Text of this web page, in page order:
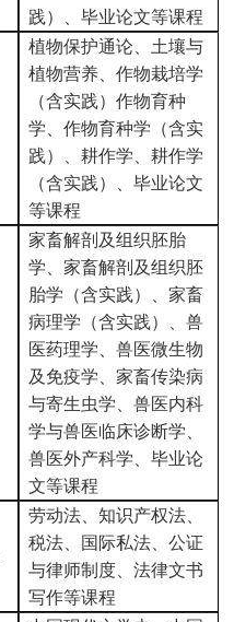
践）、毕业论文等课程
植物保护通论、土壤与
植物营养、作物栽培学
（含实践）作物育种
学、作物育种学（含实
践）、耕作学、耕作学
（含实践）、毕业论文
等课程
家畜解剖及组织胚胎
学、家畜解剖及组织胚
胎学（含实践）、家畜
病理学（含实践）、兽
医药理学、兽医微生物
及免疫学、家畜传染病
与寄生虫学、兽医内科
学与兽医临床诊断学、
兽医外产科学、毕业论
文等课程
劳动法、知识产权法、
税法、国际私法、公证
与律师制度、法律文书
写作等课程